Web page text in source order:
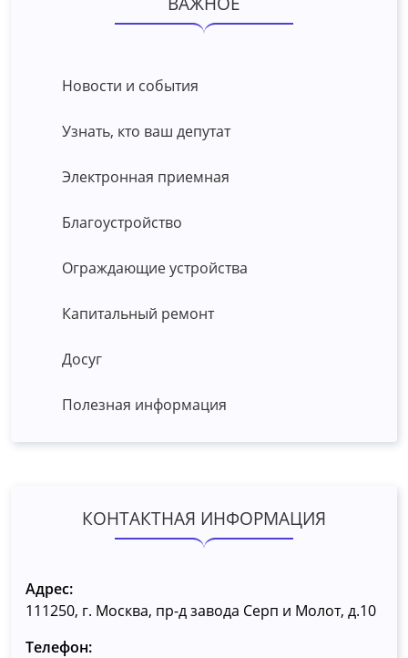
Новости и события
Узнать, кто ваш депутат
Электронная приемная
Благоустройство
Ограждающие устройства
Капитальный ремонт
Досуг
Полезная информация
КОНТАКТНАЯ ИНФОРМАЦИЯ
Адрес:
111250, г. Москва, пр-д завода Серп и Молот, д.10
Телефон: